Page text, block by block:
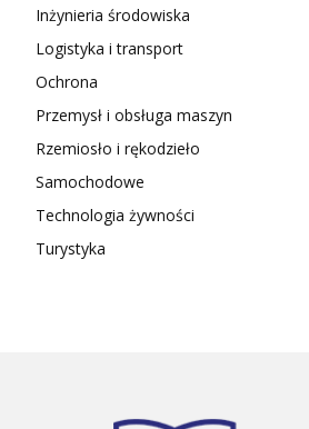
Inżynieria środowiska
Logistyka i transport
Ochrona
Przemysł i obsługa maszyn
Rzemiosło i rękodzieło
Samochodowe
Technologia żywności
Turystyka